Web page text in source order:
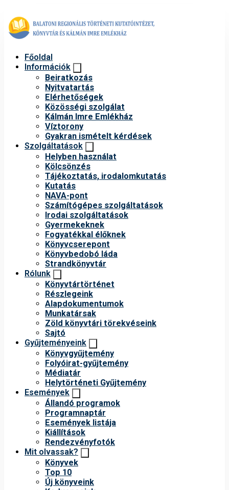
Főoldal
Információk
Beiratkozás
Nyitvatartás
Elérhetőségek
Közösségi szolgálat
Kálmán Imre Emlékház
Víztorony
Gyakran ismételt kérdések
Szolgáltatások
Helyben használat
Kölcsönzés
Tájékoztatás, irodalomkutatás
Kutatás
NAVA-pont
Számítógépes szolgáltatások
Irodai szolgáltatások
Gyermekeknek
Fogyatékkal élőknek
Könyvcserepont
Könyvbedobó láda
Strandkönyvtár
Rólunk
Könyvtártörténet
Részlegeink
Alapdokumentumok
Munkatársak
Zöld könyvtári törekvéseink
Sajtó
Gyűjteményeink
Könyvgyűjtemény
Folyóirat-gyűjtemény
Médiatár
Helytörténeti Gyűjtemény
Események
Állandó programok
Programnaptár
Események listája
Kiállítások
Rendezvényfotók
Mit olvassak?
Könyvek
Top 10
Új könyveink